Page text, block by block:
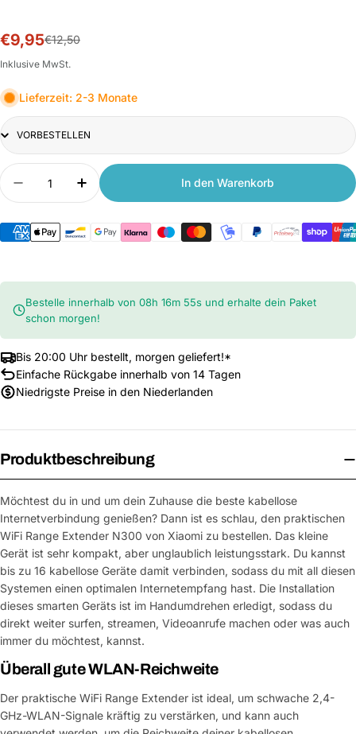
Sale-
Preis
€9,95
Normalpreis
€12,50
Inklusive MwSt.
Lieferzeit: 2-3 Monate
Title
Anzahl
Menge verringern für Xiaomi WiFi Repeater
Anzahl erhöhen für Xiaomi WiFi
In den Warenkorb
Bestelle innerhalb von 08h 16m 55s und erhalte dein Paket
schon morgen!
Bis 20:00 Uhr bestellt, morgen geliefert!*
Einfache Rückgabe innerhalb von 14 Tagen
Niedrigste Preise in den Niederlanden
Produktbeschreibung
Möchtest du in und um dein Zuhause die beste kabellose
Internetverbindung genießen? Dann ist es schlau, den praktischen
WiFi Range Extender N300 von Xiaomi zu bestellen. Das kleine
Gerät ist sehr kompakt, aber unglaublich leistungsstark. Du kannst
bis zu 16 kabellose Geräte damit verbinden, sodass du mit all diesen
Systemen einen optimalen Internetempfang hast. Die Installation
dieses smarten Geräts ist im Handumdrehen erledigt, sodass du
direkt weiter surfen, streamen, Videoanrufe machen oder was auch
immer du möchtest, kannst.
Überall gute WLAN-Reichweite
Der praktische WiFi Range Extender ist ideal, um schwache 2,4-
GHz-WLAN-Signale kräftig zu verstärken, und kann auch